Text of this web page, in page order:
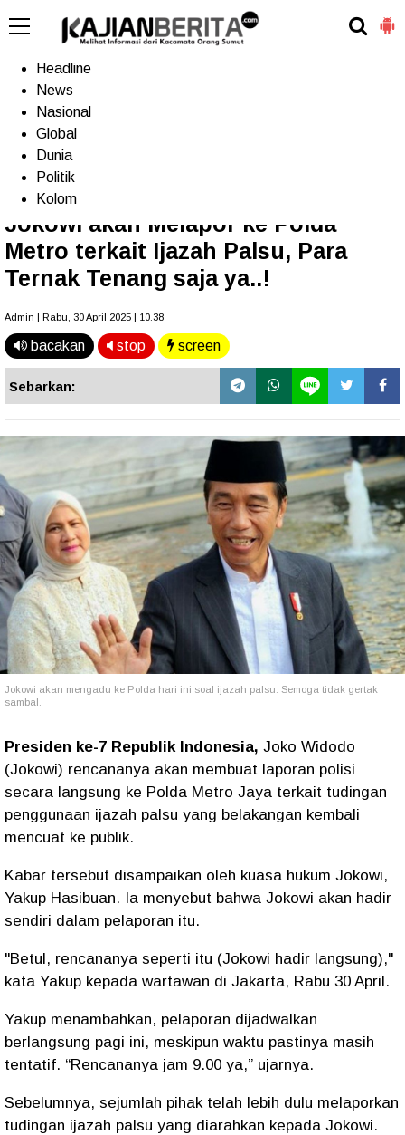
Home
Headline
News
Nasional
Global
Dunia
Politik
Kolom
Terkini
Jokowi akan Melapor ke Polda
Metro terkait Ijazah Palsu, Para
Ternak Tenang saja ya..!
Admin | Rabu, 30 April 2025 | 10.38
bacakan stop screen
Sebarkan:
Jokowi akan mengadu ke Polda hari ini soal ijazah palsu. Semoga tidak gertak
sambal.
Presiden ke-7 Republik Indonesia, Joko Widodo
(Jokowi) rencananya akan membuat laporan polisi
secara langsung ke Polda Metro Jaya terkait tudingan
penggunaan ijazah palsu yang belakangan kembali
mencuat ke publik.
Kabar tersebut disampaikan oleh kuasa hukum Jokowi,
Yakup Hasibuan. Ia menyebut bahwa Jokowi akan hadir
sendiri dalam pelaporan itu.
"Betul, rencananya seperti itu (Jokowi hadir langsung),"
kata Yakup kepada wartawan di Jakarta, Rabu 30 April.
Yakup menambahkan, pelaporan dijadwalkan
berlangsung pagi ini, meskipun waktu pastinya masih
tentatif. “Rencananya jam 9.00 ya,” ujarnya.
Sebelumnya, sejumlah pihak telah lebih dulu melaporkan
tudingan ijazah palsu yang diarahkan kepada Jokowi.